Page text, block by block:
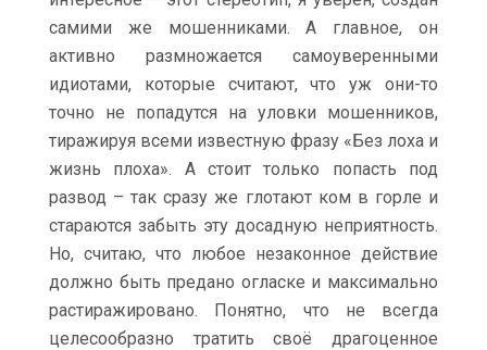
самими же мошенниками. А главное, он
активно размножается самоуверенными
идиотами, которые считают, что уж они-то
точно не попадутся на уловки мошенников,
тиражируя всеми известную фразу «Без лоха и
жизнь плоха». А стоит только попасть под
развод – так сразу же глотают ком в горле и
стараются забыть эту досадную неприятность.
Но, считаю, что любое незаконное действие
должно быть предано огласке и максимально
растиражировано. Понятно, что не всегда
целесообразно тратить своё драгоценное